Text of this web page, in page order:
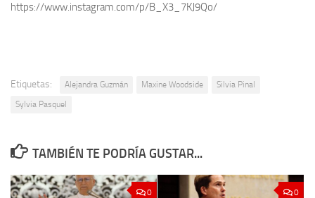
https://www.instagram.com/p/B_X3_7KJ9Qo/
Etiquetas: Alejandra Guzmán Maxine Woodside
Silvia Pinal
Sylvia Pasquel
TAMBIÉN TE PODRÍA GUSTAR...
0 0